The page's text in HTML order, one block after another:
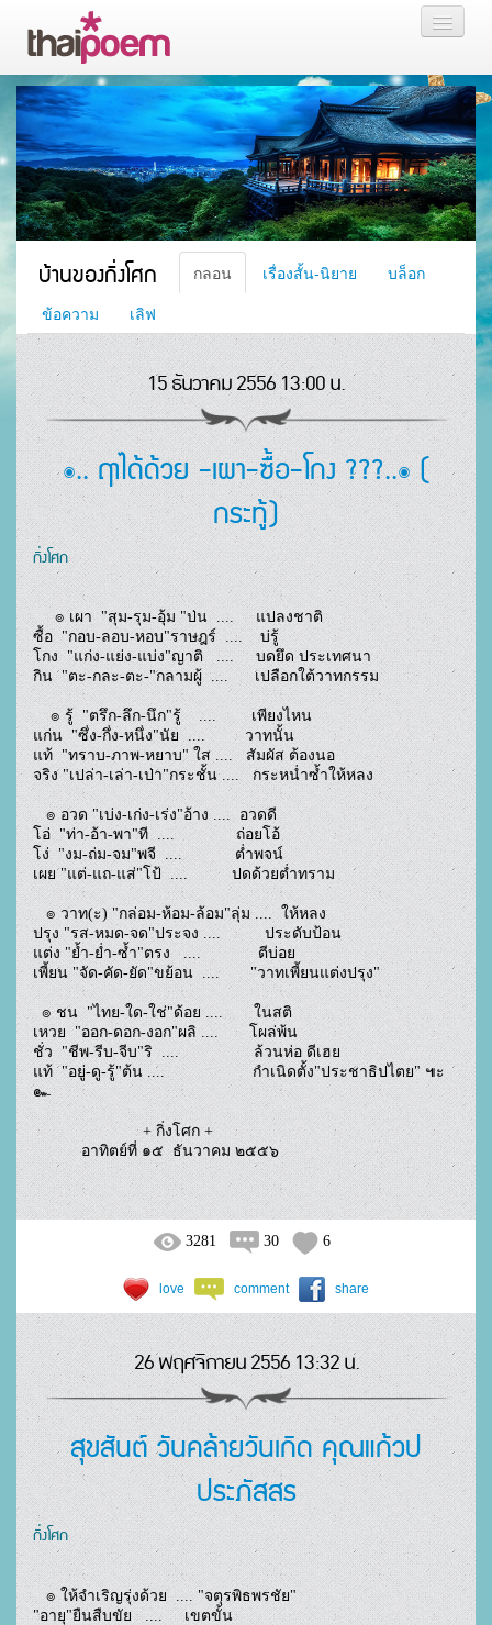
หน้าแรก
กลอน
เรื่องสั้น นิยาย
บล็อก
สมาชิก
หน้าส่วนตัว
บ้านของกิ่งโศก กลอน เรื่องสั้น-นิยาย
บล็อก
ข้อความ
เลิฟ
15 ธันวาคม 2556 13:00 น.
๏.. ฤาได้ด้วย -เผา-ซื้อ-โกง ???..๏ (
กระทู้)
กิ่งโศก
๏ เผา  "สุม-รุม-อุ้ม "ป่น  ....     แปลงชาติ
ซื้อ  "กอบ-ลอบ-หอบ"ราษฎร์  ....    บ่รู้
โกง  "แก่ง-แย่ง-แบ่ง"ญาติ   ....     บดยึด ประเทศนา
กิน  "ตะ-กละ-ตะ-"กลามผู้  ....      เปลือกใต้วาทกรรม
๏ รู้  "ตรึก-ลึก-นึก"รู้    ....        เพียงไหน
แก่น  "ซึ่ง-กึ่ง-หนึ่ง"นัย  ....         วาทนั้น
แท้  "ทราบ-ภาพ-หยาบ" ใส ....   สัมผัส ต้องนอ
จริง "เปล่า-เล่า-เป่า"กระชั้น ....   กระหน่ำซ้ำให้หลง
๏ อวด "เบ่ง-เก่ง-เร่ง"อ้าง ....  อวดดี
โอ่  "ท่า-อ้า-พา"ที  ....              ถ่อยโอ้
โง่  "งม-ถ่ม-จม"พจี  ....            ต่ำพจน์
เผย "แต่-แถ-แส่"โป้  ....          ปดด้วยต่ำทราม
๏ วาท(ะ) "กล่อม-ห้อม-ล้อม"ลุ่ม ....  ให้หลง
ปรุง "รส-หมด-จด"ประจง ....          ประดับป้อน
แต่ง "ย้ำ-ย่ำ-ซ้ำ"ตรง   ....             ตีบ่อย
เพี้ยน "จัด-คัด-ยัด"ขย้อน  ....       "วาทเพี้ยนแต่งปรุง"
๏ ชน  "ไทย-ใด-ใช่"ด้อย ....       ในสติ
เหวย  "ออก-ดอก-งอก"ผลิ ....       โผล่พ้น
ชั่ว  "ชีพ-รีบ-จีบ"ริ  ....                 ล้วนห่อ ดีเฮย
แท้  "อยู่-ดู-รู้"ต้น ....                    กำเนิดตั้ง"ประชาธิปไตย" ๚ะ
๛
+ กิ่งโศก +
อาทิตย์ที่ ๑๕  ธันวาคม ๒๕๕๖
3281 30 6
love comment share
26 พฤศจิกายน 2556 13:32 น.
สุขสันต์ วันคล้ายวันเกิด คุณแก้วป
ประภัสสร
กิ่งโศก
๏ ให้จำเริญรุ่งด้วย  .... "จตุรพิธพรชัย"
"อายุ"ยืนสืบขัย   ....     เขตขั้น